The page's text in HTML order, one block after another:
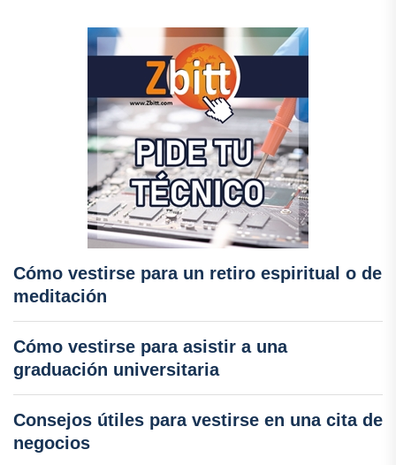
Cómo vestirse para un retiro espiritual o de
meditación
Cómo vestirse para asistir a una
graduación universitaria
Consejos útiles para vestirse en una cita de
negocios